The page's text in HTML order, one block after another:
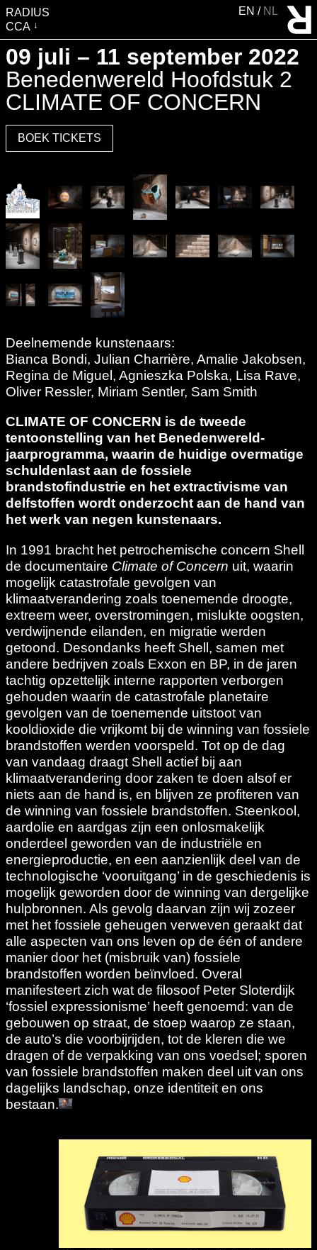
RADIUS
CCA
BEZOEK
TENTOONSTELLINGEN
EVENTS
EDUCATIE &
GEMEENSCHAP
PUBLICATIES
OVER RADIUS
STEUN RADIUS
WATERTOREN
SHOP
EN NL
09 juli – 11 september 2022
Benedenwereld Hoofdstuk 2
CLIMATE OF CONCERN
BOEK TICKETS
Deelnemende kunstenaars:
Bianca Bondi, Julian Charrière, Amalie Jakobsen,
Regina de Miguel, Agnieszka Polska, Lisa Rave,
Oliver Ressler, Miriam Sentler, Sam Smith
CLIMATE OF CONCERN is de tweede
tentoonstelling van het Benedenwereld-
jaarprogramma, waarin de huidige overmatige
schuldenlast aan de fossiele
brandstofindustrie en het extractivisme van
delfstoffen wordt onderzocht aan de hand van
het werk van negen kunstenaars.
In 1991 bracht het petrochemische concern Shell
de documentaire Climate of Concern uit, waarin
mogelijk catastrofale gevolgen van
klimaatverandering zoals toenemende droogte,
extreem weer, overstromingen, mislukte oogsten,
verdwijnende eilanden, en migratie werden
getoond. Desondanks heeft Shell, samen met
andere bedrijven zoals Exxon en BP, in de jaren
tachtig opzettelijk interne rapporten verborgen
gehouden waarin de catastrofale planetaire
gevolgen van de toenemende uitstoot van
kooldioxide die vrijkomt bij de winning van fossiele
brandstoffen werden voorspeld. Tot op de dag
van vandaag draagt Shell actief bij aan
klimaatverandering door zaken te doen alsof er
niets aan de hand is, en blijven ze profiteren van
de winning van fossiele brandstoffen. Steenkool,
aardolie en aardgas zijn een onlosmakelijk
onderdeel geworden van de industriële en
energieproductie, en een aanzienlijk deel van de
technologische ‘vooruitgang’ in de geschiedenis is
mogelijk geworden door de winning van dergelijke
hulpbronnen. Als gevolg daarvan zijn wij zozeer
met het fossiele geheugen verweven geraakt dat
alle aspecten van ons leven op de één of andere
manier door het (misbruik van) fossiele
brandstoffen worden beïnvloed. Overal
manifesteert zich wat de filosoof Peter Sloterdijk
‘fossiel expressionisme’ heeft genoemd: van de
gebouwen op straat, de stoep waarop ze staan,
de auto’s die voorbijrijden, tot de kleren die we
dragen of de verpakking van ons voedsel; sporen
van fossiele brandstoffen maken deel uit van ons
dagelijks landschap, onze identiteit en ons
bestaan.